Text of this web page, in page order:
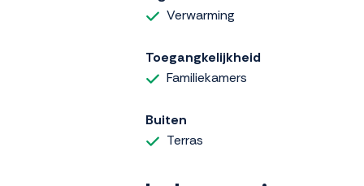
Verwarming
Toegangkelijkheid
Familiekamers
Buiten
Terras